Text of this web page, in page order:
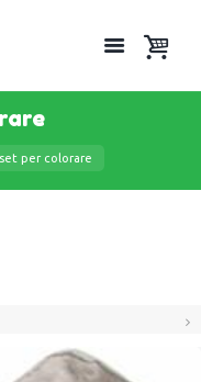
set per colorare